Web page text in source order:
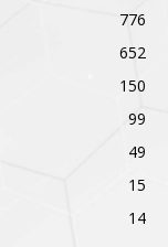
776
652
150
99
49
15
14